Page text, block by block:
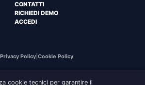
CONTATTI
RICHIEDI DEMO
ACCEDI
Privacy Policy| Cookie Policy
cookie tecnici per garantire il